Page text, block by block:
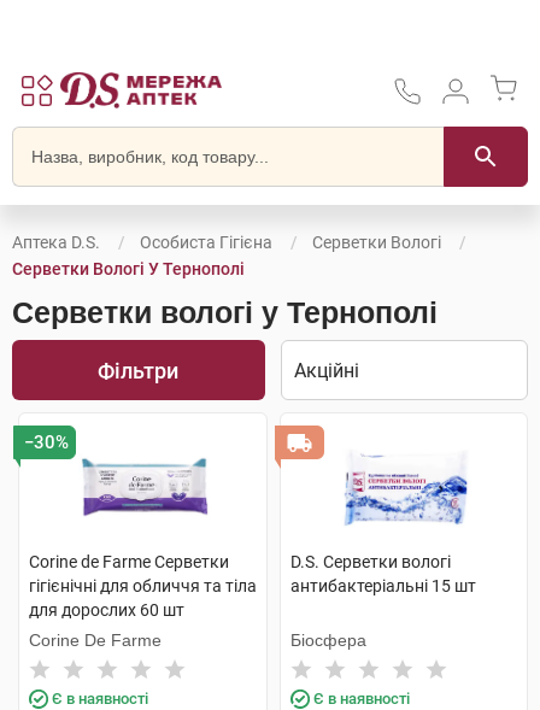
Аптека D.S. Особиста Гігієна
Серветки Вологі
Серветки Вологі У Тернополі
Серветки вологі у Тернополі
Фільтри
−30%
Corine de Farme Серветки
гігієнічні для обличчя та тіла
для дорослих 60 шт
Corine De Farme
Є в наявності
D.S. Серветки вологі
антибактеріальні 15 шт
Біосфера
Є в наявності